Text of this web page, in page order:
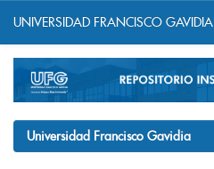
navigation
UNIVERSIDAD FRANCISCO GAVIDIA
Universidad Francisco Gavidia